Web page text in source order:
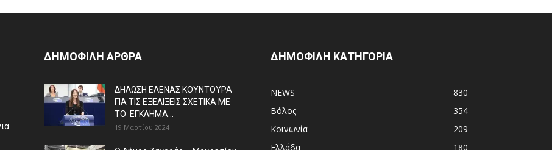
ΔΗΜΟΦΙΛΗ ΑΡΘΡΑ
ΔΗΛΩΣΗ ΕΛΕΝΑΣ ΚΟΥΝΤΟΥΡΑ
ΓΙΑ ΤΙΣ ΕΞΕΛΙΞΕΙΣ ΣΧΕΤΙΚΑ ΜΕ
ΤΟ ΕΓΚΛΗΜΑ...
19 Μαρτίου 2024
ΔΗΜΟΦΙΛΗ ΚΑΤΗΓΟΡΙΑ
NEWS
830
Βόλος
354
Κοινωνία
209
Ελλάδα
180